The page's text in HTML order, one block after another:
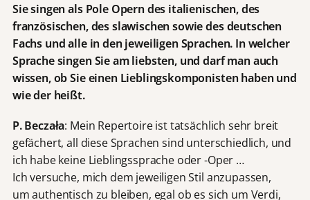
Sie singen als Pole Opern des italienischen, des
französischen, des slawischen sowie des deutschen
Fachs und alle in den jeweiligen Sprachen. In welcher
Sprache singen Sie am liebsten, und darf man auch
wissen, ob Sie einen Lieblingskomponisten haben und
wie der heißt.
P. Beczała: Mein Repertoire ist tatsächlich sehr breit
gefächert, all diese Sprachen sind unterschiedlich, und
ich habe keine Lieblingssprache oder -Oper …
Ich versuche, mich dem jeweiligen Stil anzupassen,
um authentisch zu bleiben, egal ob es sich um Verdi,